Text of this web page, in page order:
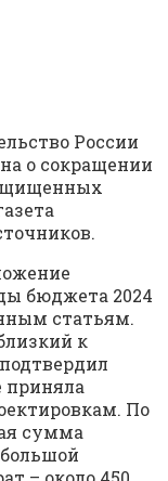
России
о сокращении
бюджета 2024
статьям.
к
По
сумма